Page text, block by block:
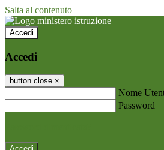
Salta al contenuto
Accedi
Accedi
button close ×
Nome
Password